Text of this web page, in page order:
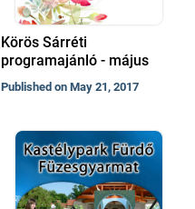
Körös Sárréti
programajánló - május
Published on May 21, 2017